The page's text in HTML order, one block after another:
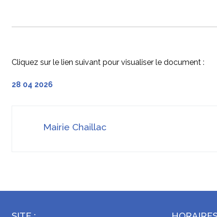
Cliquez sur le lien suivant pour visualiser le document :
28 04 2026
Mairie Chaillac